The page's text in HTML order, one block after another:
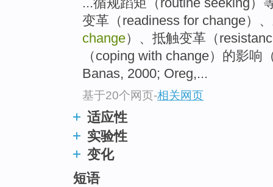
变革（readiness for change）
change）、抵触变革（
（coping with change）的影响
Banas, 2000; Oreg,...
基于20个网页-相关网页
适应性
实验性
变化
短语